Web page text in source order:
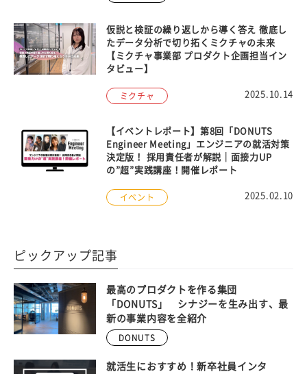
ミクチャ 2025.10.14
仮説と検証の繰り返しから導く答え 徹底し
たデータ分析で切り拓くミクチャの未来
【ミクチャ事業部 プロダクト企画担当イン
タビュー】
イベント 2025.02.10
【イベントレポート】第8回「DONUTS
Engineer Meeting」エンジニアの就活対策
決定版！ 採用責任者が解説｜面接力UP
の”超”実践講座！開催レポート
ピックアップ記事
最高のプロダクトを作る集団
「DONUTS」 シナジーを生み出す、最
新の事業内容を全紹介
DONUTS
就活生におすすめ！新卒社員インタ